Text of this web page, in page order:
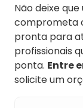
Não deixe
comprometa
pronta para
profissionais
ponta. Entre
solicite um